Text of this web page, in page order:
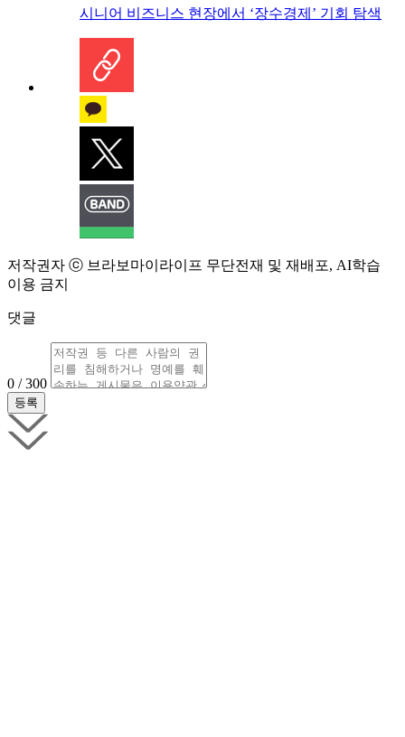
시니어 비즈니스 현장에서 ‘장수경제’ 기회 탐색
저작권자 ⓒ 브라보마이라이프 무단전재 및 재배포, AI학습
이용 금지
댓글
0 / 300